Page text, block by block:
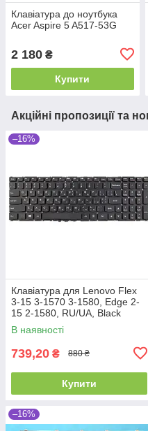
Клавіатура до ноутбука
Acer Aspire 5 A517-53G
2 180 ₴
Купити
Акційні пропозиції та
–16%
Клавіатура для Lenovo Flex
3-15 3-1570 3-1580, Edge 2-
15 2-1580, RU/UA, Black
В наявності
739,20 ₴ 880 ₴
Купити
–16%